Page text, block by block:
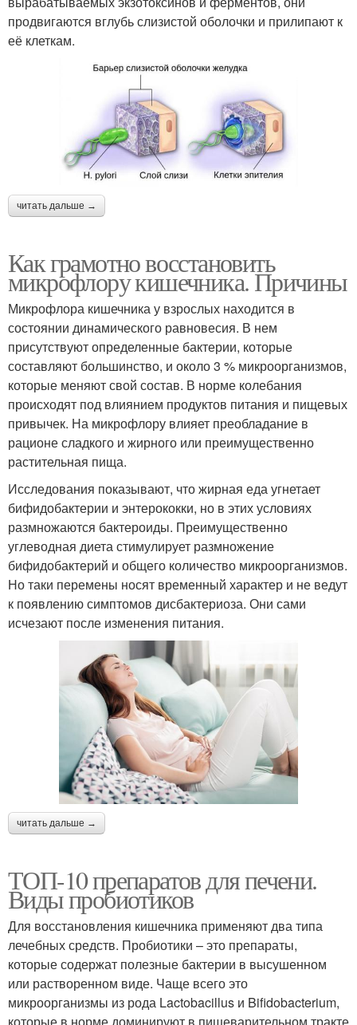
продвигаются вглубь слизистой оболочки и прилипают к
её клеткам.
читать дальше →
Как грамотно восстановить
микрофлору кишечника. Причины
Микрофлора кишечника у взрослых находится в
состоянии динамического равновесия. В нем
присутствуют определенные бактерии, которые
составляют большинство, и около 3 % микроорганизмов,
которые меняют свой состав. В норме колебания
происходят под влиянием продуктов питания и пищевых
привычек. На микрофлору влияет преобладание в
рационе сладкого и жирного или преимущественно
растительная пища.
Исследования показывают, что жирная еда угнетает
бифидобактерии и энтерококки, но в этих условиях
размножаются бактероиды. Преимущественно
углеводная диета стимулирует размножение
бифидобактерий и общего количество микроорганизмов.
Но таки перемены носят временный характер и не ведут
к появлению симптомов дисбактериоза. Они сами
исчезают после изменения питания.
читать дальше →
ТОП-10 препаратов для печени.
Виды пробиотиков
Для восстановления кишечника применяют два типа
лечебных средств. Пробиотики – это препараты,
которые содержат полезные бактерии в высушенном
или растворенном виде. Чаще всего это
микроорганизмы из рода Lactobacillus и Bifidobacterium,